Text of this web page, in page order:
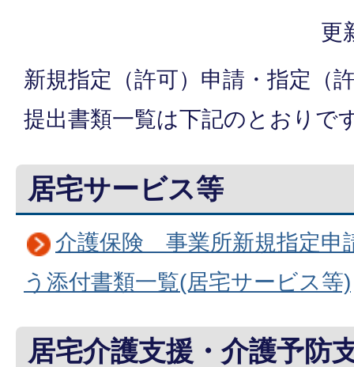
更
新規指定（許可）申請・指定（
提出書類一覧は下記のとおりで
居宅サービス等
介護保険 事業所新規指定申
う添付書類一覧(居宅サービス等)
居宅介護支援・介護予防